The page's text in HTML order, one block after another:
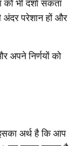
भी दर्शा सकता
परेशान हों और
अपने निर्णयों को
अर्थ है कि आप